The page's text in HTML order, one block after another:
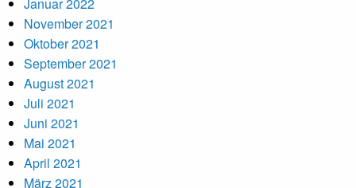
November 2021
Oktober 2021
September 2021
August 2021
Juli 2021
Juni 2021
Mai 2021
April 2021
März 2021